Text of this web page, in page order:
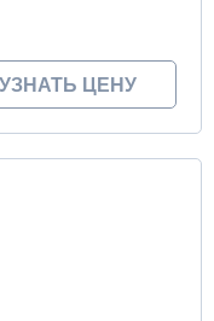
УЗНАТЬ ЦЕНУ